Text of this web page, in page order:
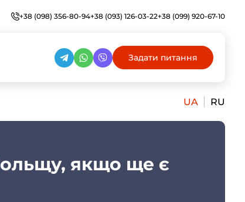
+38 (098) 356-80-94+38 (093) 126-03-22+38 (099) 920-67-10
Задати питання
UA RU
якщо ще є